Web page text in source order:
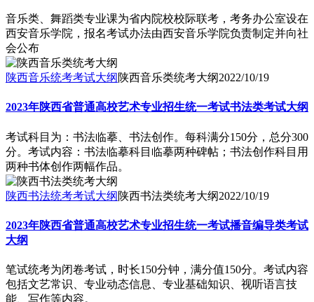
音乐类、舞蹈类专业课为省内院校校际联考，考务办公室设在
西安音乐学院，报名考试办法由西安音乐学院负责制定并向社
会公布
陕西音乐统考考试大纲 陕西音乐类统考大纲2022/10/19
2023年陕西省普通高校艺术专业招生统一考试书法类考试大纲
考试科目为：书法临摹、书法创作。每科满分150分，总分300
分。考试内容：书法临摹科目临摹两种碑帖；书法创作科目用
两种书体创作两幅作品。
陕西书法统考考试大纲 陕西书法类统考大纲2022/10/19
2023年陕西省普通高校艺术专业招生统一考试播音编导类考试
大纲
笔试统考为闭卷考试，时长150分钟，满分值150分。考试内容
包括文艺常识、专业动态信息、专业基础知识、视听语言技
能、写作等内容。